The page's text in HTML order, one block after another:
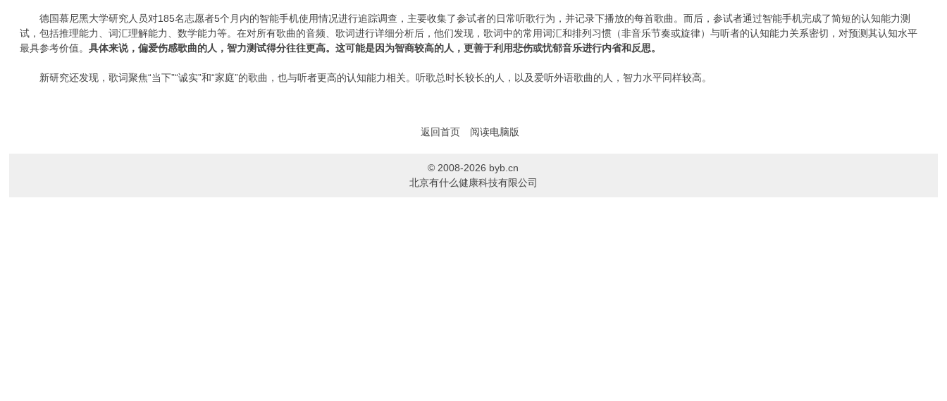
德国慕尼黑大学研究人员对185名志愿者5个月内的智能手机使用情况进行追踪调查，主要收集了参试者的日常听歌行为，并记录下播放的每首歌曲。而后，参试者通过智能手机完成了简短的认知能力测
试，包括推理能力、词汇理解能力、数学能力等。在对所有歌曲的音频、歌词进行详细分析后，他们发现，歌词中的常用词汇和排列习惯（非音乐节奏或旋律）与听者的认知能力关系密切，对预测其认知水平
最具参考价值。具体来说，偏爱伤感歌曲的人，智力测试得分往往更高。这可能是因为智商较高的人，更善于利用悲伤或忧郁音乐进行内省和反思。
新研究还发现，歌词聚焦“当下”“诚实”和“家庭”的歌曲，也与听者更高的认知能力相关。听歌总时长较长的人，以及爱听外语歌曲的人，智力水平同样较高。
返回首页 阅读电脑版
© 2008-2026 byb.cn
北京有什么健康科技有限公司